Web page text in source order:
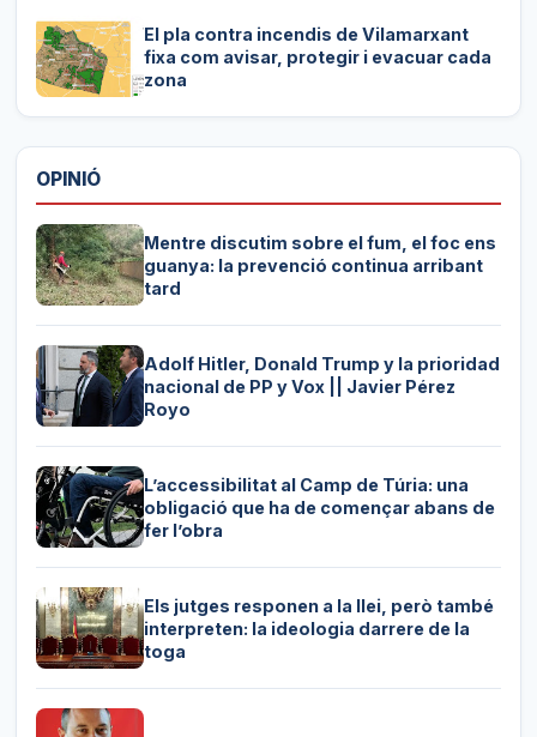
El pla contra incendis de Vilamarxant
fixa com avisar, protegir i evacuar cada
zona
OPINIÓ
Mentre discutim sobre el fum, el foc ens
guanya: la prevenció continua arribant
tard
Adolf Hitler, Donald Trump y la prioridad
nacional de PP y Vox || Javier Pérez
Royo
L’accessibilitat al Camp de Túria: una
obligació que ha de començar abans de
fer l’obra
Els jutges responen a la llei, però també
interpreten: la ideologia darrere de la
toga